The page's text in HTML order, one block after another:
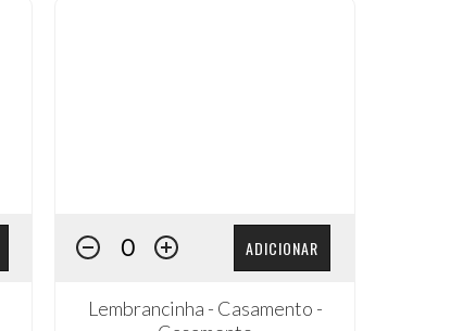
ADICIONAR
Lembrancinha - Casamento -